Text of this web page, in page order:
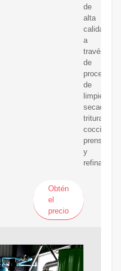
de
alta
calidad
a
través
de
procesos
de
limpieza,
secado,
trituración,
cocción,
prensado
y
refinación.
Obtén
el
precio